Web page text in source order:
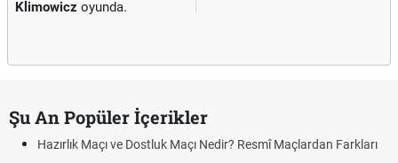
Klimowicz oyunda.
Şu An Popüler İçerikler
Hazırlık Maçı ve Dostluk Maçı Nedir? Resmî Maçlardan Farkları